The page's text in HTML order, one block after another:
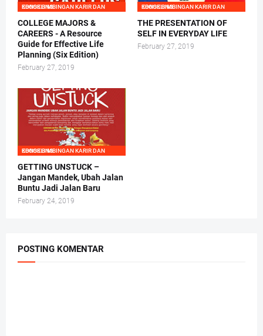
EBOOK BIMBINGAN KARIR DAN KONSELING
COLLEGE MAJORS &
CAREERS - A Resource
Guide for Effective Life
Planning (Six Edition)
February 27, 2019
EBOOK BIMBINGAN KARIR DAN KONSELING
THE PRESENTATION OF
SELF IN EVERYDAY LIFE
February 27, 2019
EBOOK BIMBINGAN KARIR DAN KONSELING
GETTING UNSTUCK –
Jangan Mandek, Ubah Jalan
Buntu Jadi Jalan Baru
February 24, 2019
POSTING KOMENTAR